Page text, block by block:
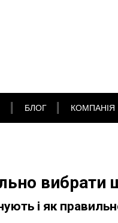
БЛОГ КОМПАНІЯ
вибрати
і як